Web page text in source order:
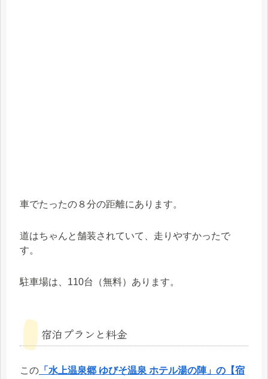
車でたったの８分の距離にあります。
道はちゃんと舗装されていて、走りやすかったで
す。
駐車場は、110台（無料）あります。
宿泊プランと料金
この 「水上温泉郷 ゆびそ温泉 ホテル湯の陣」の【宿